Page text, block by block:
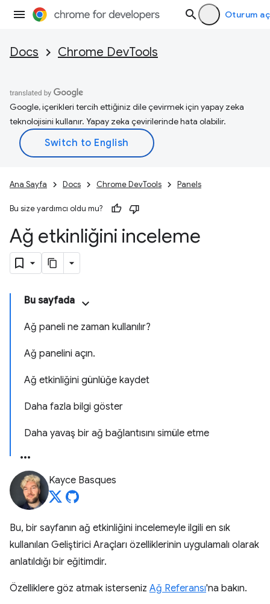
Oturum aç
Docs Chrome DevTools
Google, içerikleri tercih ettiğiniz dile çevirmek için yapay zeka
teknolojisini kullanır. Yapay zeka çevirilerinde hata olabilir.
Ana Sayfa Docs Chrome DevTools Panels
Bu size yardımcı oldu mu?
Ağ etkinliğini inceleme
Bu sayfada
Ağ paneli ne zaman kullanılır?
Ağ panelini açın.
Ağ etkinliğini günlüğe kaydet
Daha fazla bilgi göster
Daha yavaş bir ağ bağlantısını simüle etme
Kayce Basques
Bu, bir sayfanın ağ etkinliğini incelemeyle ilgili en sık
kullanılan Geliştirici Araçları özelliklerinin uygulamalı olarak
anlatıldığı bir eğitimdir.
Özelliklere göz atmak isterseniz Ağ Referansı'na bakın.